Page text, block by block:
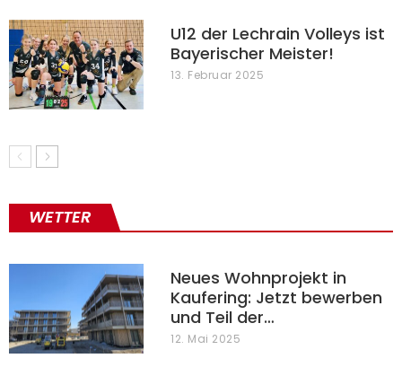
U12 der Lechrain Volleys ist
Bayerischer Meister!
13. Februar 2025
WETTER
Neues Wohnprojekt in
Kaufering: Jetzt bewerben
und Teil der…
12. Mai 2025